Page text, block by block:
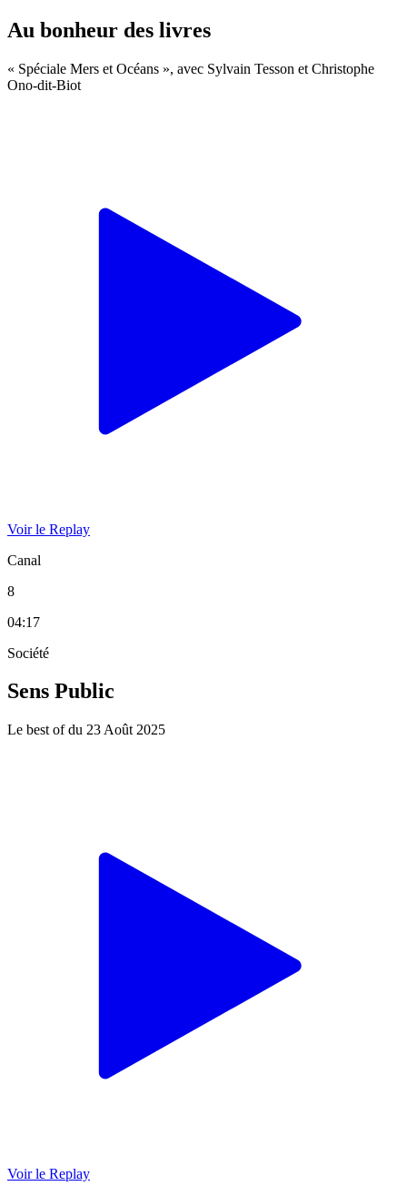
Au bonheur des livres
« Spéciale Mers et Océans », avec Sylvain Tesson et Christophe
Ono-dit-Biot
Voir le Replay
Canal
8
04:17
Société
Sens Public
Le best of du 23 Août 2025
Voir le Replay